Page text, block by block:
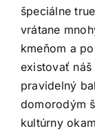
špeciálne
vrátane
kmeňom a
existovať
pravidelný
domorodým
kultúrny